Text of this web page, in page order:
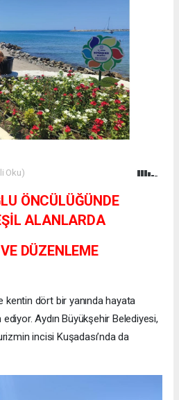
Oku)
ÖNCÜLÜĞÜNDE
ALANLARDA
DÜZENLEME
kentin dört bir yanında hayata
Aydın Büyükşehir Belediyesi,
incisi Kuşadası’nda da